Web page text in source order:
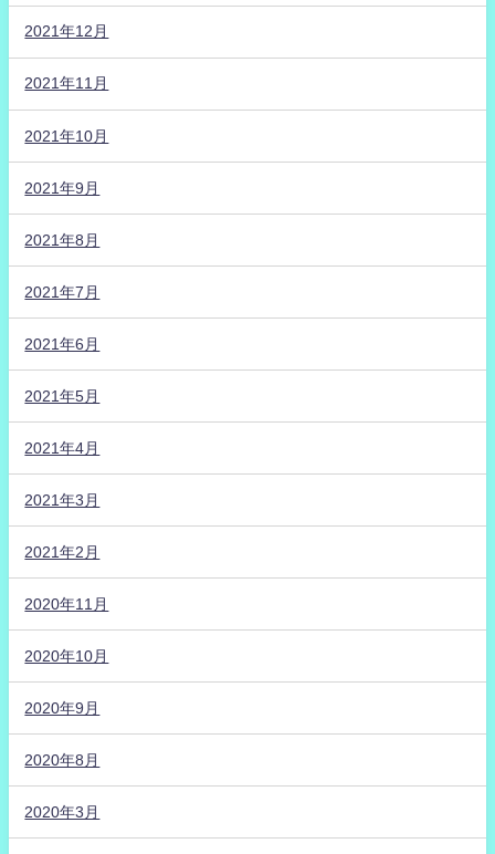
2021年12月
2021年11月
2021年10月
2021年9月
2021年8月
2021年7月
2021年6月
2021年5月
2021年4月
2021年3月
2021年2月
2020年11月
2020年10月
2020年9月
2020年8月
2020年3月